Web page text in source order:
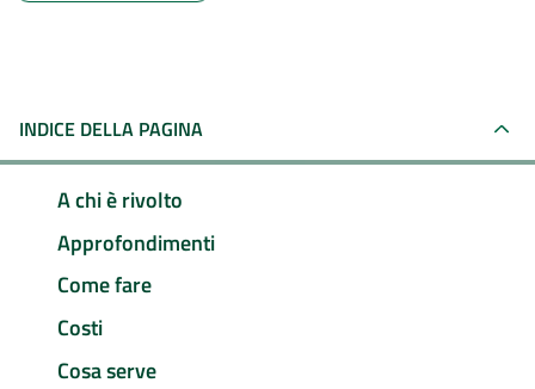
INDICE DELLA PAGINA
A chi è rivolto
Approfondimenti
Come fare
Costi
Cosa serve